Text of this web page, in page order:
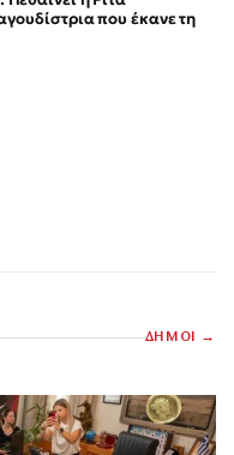
που έκανε τη
ΔΗΜΟΙ